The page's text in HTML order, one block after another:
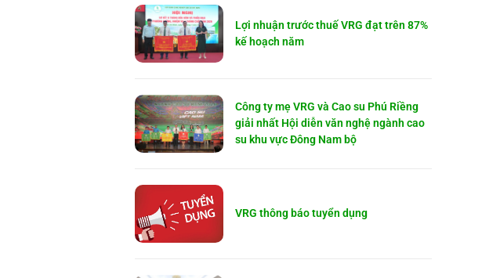
Lợi nhuận trước thuế VRG đạt trên 87%
kế hoạch năm
Công ty mẹ VRG và Cao su Phú Riềng
giải nhất Hội diễn văn nghệ ngành cao
su khu vực Đông Nam bộ
VRG thông báo tuyển dụng